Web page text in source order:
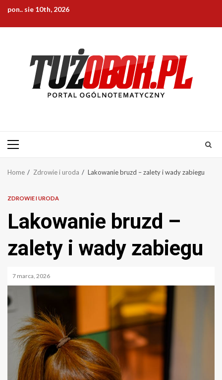
content
pon.. sie 10th, 2026
Primary
Home Zdrowie i uroda Lakowanie bruzd – zalety i wady zabiegu
ZDROWIE I URODA
Lakowanie bruzd –
zalety i wady zabiegu
7 marca, 2026